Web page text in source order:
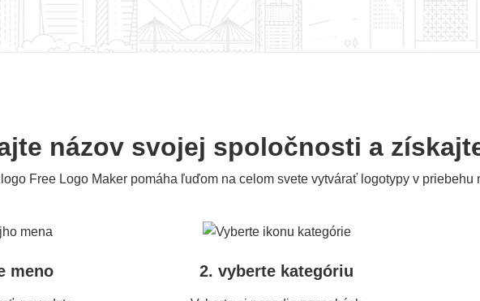
názov svojej spoločnosti a
Free Logo Maker pomáha ľuďom na celom svete vytvárať logotypy v priebehu
meno 2. vyberte kategóriu